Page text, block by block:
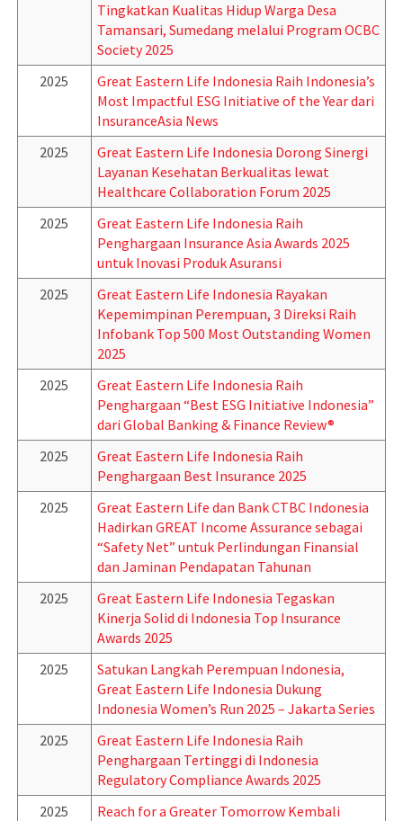
Tingkatkan Kualitas Hidup Warga Desa
Tamansari, Sumedang melalui Program OCBC
Society 2025
2025
Great Eastern Life Indonesia Raih Indonesia’s
Most Impactful ESG Initiative of the Year dari
InsuranceAsia News
2025
Great Eastern Life Indonesia Dorong Sinergi
Layanan Kesehatan Berkualitas lewat
Healthcare Collaboration Forum 2025
2025
Great Eastern Life Indonesia Raih
Penghargaan Insurance Asia Awards 2025
untuk Inovasi Produk Asuransi
2025
Great Eastern Life Indonesia Rayakan
Kepemimpinan Perempuan, 3 Direksi Raih
Infobank Top 500 Most Outstanding Women
2025
2025
Great Eastern Life Indonesia Raih
Penghargaan “Best ESG Initiative Indonesia”
dari Global Banking & Finance Review®
2025
Great Eastern Life Indonesia Raih
Penghargaan Best Insurance 2025
2025
Great Eastern Life dan Bank CTBC Indonesia
Hadirkan GREAT Income Assurance sebagai
“Safety Net” untuk Perlindungan Finansial
dan Jaminan Pendapatan Tahunan
2025
Great Eastern Life Indonesia Tegaskan
Kinerja Solid di Indonesia Top Insurance
Awards 2025
2025
Satukan Langkah Perempuan Indonesia,
Great Eastern Life Indonesia Dukung
Indonesia Women’s Run 2025 – Jakarta Series
2025
Great Eastern Life Indonesia Raih
Penghargaan Tertinggi di Indonesia
Regulatory Compliance Awards 2025
2025
Reach for a Greater Tomorrow Kembali